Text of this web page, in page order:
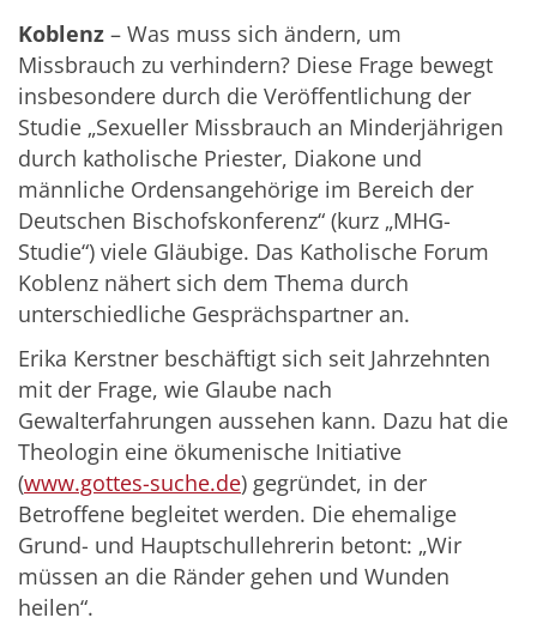
Koblenz – Was muss sich ändern, um
Missbrauch zu verhindern? Diese Frage bewegt
insbesondere durch die Veröffentlichung der
Studie „Sexueller Missbrauch an Minderjährigen
durch katholische Priester, Diakone und
männliche Ordensangehörige im Bereich der
Deutschen Bischofskonferenz“ (kurz „MHG-
Studie“) viele Gläubige. Das Katholische Forum
Koblenz nähert sich dem Thema durch
unterschiedliche Gesprächspartner an.
Erika Kerstner beschäftigt sich seit Jahrzehnten
mit der Frage, wie Glaube nach
Gewalterfahrungen aussehen kann. Dazu hat die
Theologin eine ökumenische Initiative
(www.gottes-suche.de) gegründet, in der
Betroffene begleitet werden. Die ehemalige
Grund- und Hauptschullehrerin betont: „Wir
müssen an die Ränder gehen und Wunden
heilen“.